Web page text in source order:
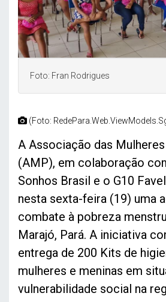
Foto: Fran Rodrigues
(Foto:
A Associação das
(AMP), em colaboração
Sonhos Brasil e o G10
nesta sexta-feira (19) uma
combate à pobreza
Marajó, Pará. A iniciativa
entrega de 200 Kits de
mulheres e meninas em
vulnerabilidade social na